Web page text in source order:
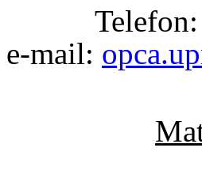
e-mail: